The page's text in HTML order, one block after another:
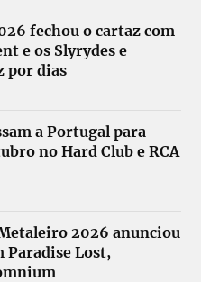
fechou o cartaz com
e os Slyrydes e
por dias
a Portugal para
no Hard Club e RCA
2026 anunciou
Paradise Lost,